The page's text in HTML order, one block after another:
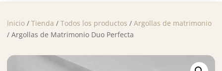
Inicio / Tienda / Todos los productos / Argollas de matrimonio
/ Argollas de Matrimonio Duo Perfecta